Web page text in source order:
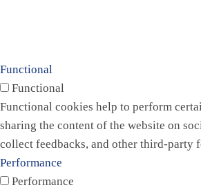
Functional
Functional
Functional cookies help to perform
sharing the content of the website on
collect feedbacks, and other third-party
Performance
Performance